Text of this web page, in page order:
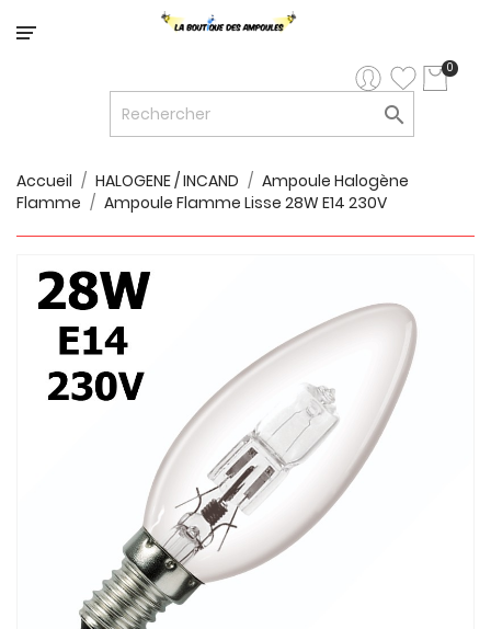
Catégorie
12V/24V
LUMINAIRES
INTERIEURS
LUMINAIRES
EXTERIEURS
RUBANS
ECLAIRAGES
SOLAIRES
0

Accueil HALOGENE / INCAND
Ampoule Halogène
Flamme
Ampoule Flamme Lisse 28W E14 230V